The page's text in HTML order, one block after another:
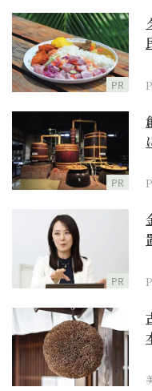
PR
PR
PR